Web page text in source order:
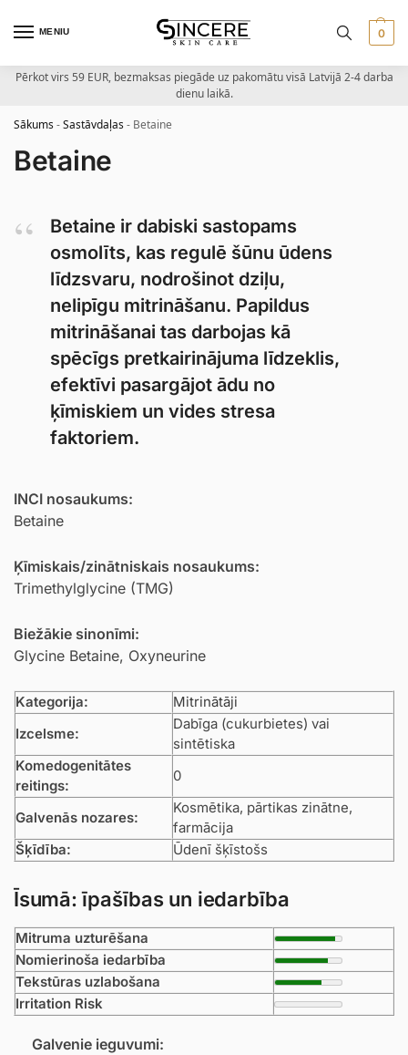
MENIU 0
Pērkot virs 59 EUR, bezmaksas piegāde uz pakomātu visā Latvijā 2-4 darba
dienu laikā.
Sākums-Sastāvdaļas- Betaine
Betaine
Betaine ir dabiski sastopams
osmolīts, kas regulē šūnu ūdens
līdzsvaru, nodrošinot dziļu,
nelipīgu mitrināšanu. Papildus
mitrināšanai tas darbojas kā
spēcīgs pretkairinājuma līdzeklis,
efektīvi pasargājot ādu no
ķīmiskiem un vides stresa
faktoriem.
INCI nosaukums:
Betaine
Ķīmiskais/zinātniskais nosaukums:
Trimethylglycine (TMG)
Biežākie sinonīmi:
Glycine Betaine, Oxyneurine
Kategorija:
Mitrinātāji
Izcelsme:
Dabīga (cukurbietes) vai
sintētiska
Komedogenitātes
reitings:
0
Galvenās nozares:
Kosmētika, pārtikas zinātne,
farmācija
Šķīdība:
Ūdenī šķīstošs
Īsumā: īpašības un iedarbība
Mitruma uzturēšana
Nomierinoša iedarbība
Tekstūras uzlabošana
Irritation Risk
Galvenie ieguvumi: